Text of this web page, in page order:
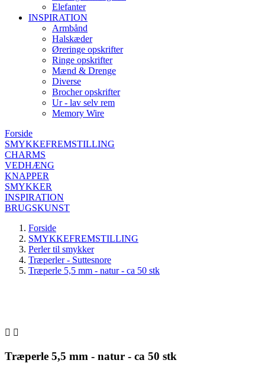
Elefanter
INSPIRATION
Armbånd
Halskæder
Øreringe opskrifter
Ringe opskrifter
Mænd & Drenge
Diverse
Brocher opskrifter
Ur - lav selv rem
Memory Wire
Forside
SMYKKEFREMSTILLING
CHARMS
VEDHÆNG
KNAPPER
SMYKKER
INSPIRATION
BRUGSKUNST
Forside
SMYKKEFREMSTILLING
Perler til smykker
Træperler - Suttesnore
Træperle 5,5 mm - natur - ca 50 stk
 
Træperle 5,5 mm - natur - ca 50 stk